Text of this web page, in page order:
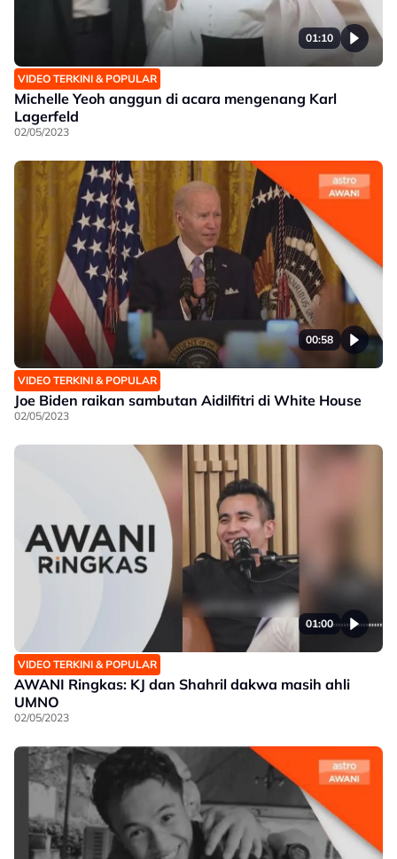
01:10
VIDEO TERKINI & POPULAR
Michelle Yeoh anggun di acara mengenang Karl
Lagerfeld
02/05/2023
00:58
VIDEO TERKINI & POPULAR
Joe Biden raikan sambutan Aidilfitri di White House
02/05/2023
01:00
VIDEO TERKINI & POPULAR
AWANI Ringkas: KJ dan Shahril dakwa masih ahli
UMNO
02/05/2023